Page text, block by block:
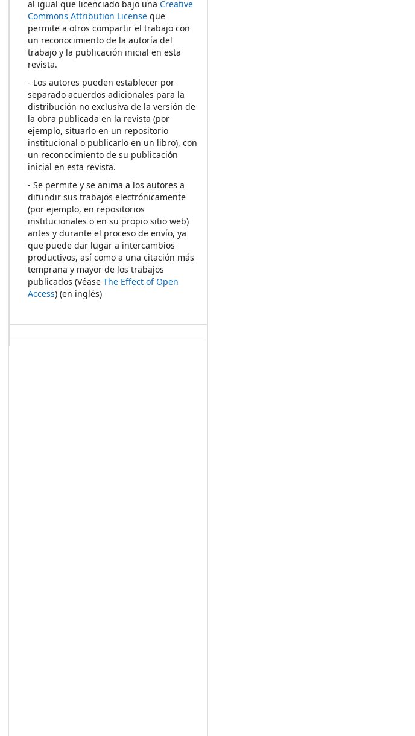
al igual que licenciado bajo unaCreative
Commons Attribution License que
permite a otros compartir el trabajo con
un reconocimiento de la autoría del
trabajo y la publicación inicial en esta
revista.
- Los autores pueden establecer por
separado acuerdos adicionales para la
distribución no exclusiva de la versión de
la obra publicada en la revista (por
ejemplo, situarlo en un repositorio
institucional o publicarlo en un libro), con
un reconocimiento de su publicación
inicial en esta revista.
- Se permite y se anima a los autores a
difundir sus trabajos electrónicamente
(por ejemplo, en repositorios
institucionales o en su propio sitio web)
antes y durante el proceso de envío, ya
que puede dar lugar a intercambios
productivos, así como a una citación más
temprana y mayor de los trabajos
publicados (VéaseThe Effect of Open
Access) (en inglés)